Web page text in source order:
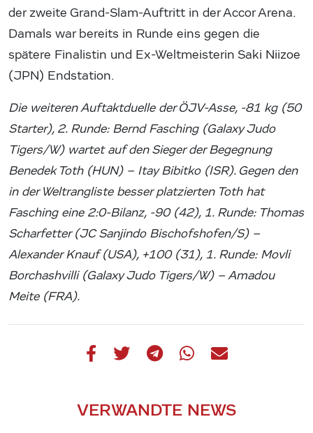
der zweite Grand-Slam-Auftritt in der Accor Arena.
Damals war bereits in Runde eins gegen die
spätere Finalistin und Ex-Weltmeisterin Saki Niizoe
(JPN) Endstation.
Die weiteren Auftaktduelle der ÖJV-Asse, -81 kg (50
Starter), 2. Runde: Bernd Fasching (Galaxy Judo
Tigers/W) wartet auf den Sieger der Begegnung
Benedek Toth (HUN) – Itay Bibitko (ISR). Gegen den
in der Weltrangliste besser platzierten Toth hat
Fasching eine 2:0-Bilanz, -90 (42), 1. Runde: Thomas
Scharfetter (JC Sanjindo Bischofshofen/S) –
Alexander Knauf (USA), +100 (31), 1. Runde: Movli
Borchashvilli (Galaxy Judo Tigers/W) – Amadou
Meite (FRA).
VERWANDTE NEWS